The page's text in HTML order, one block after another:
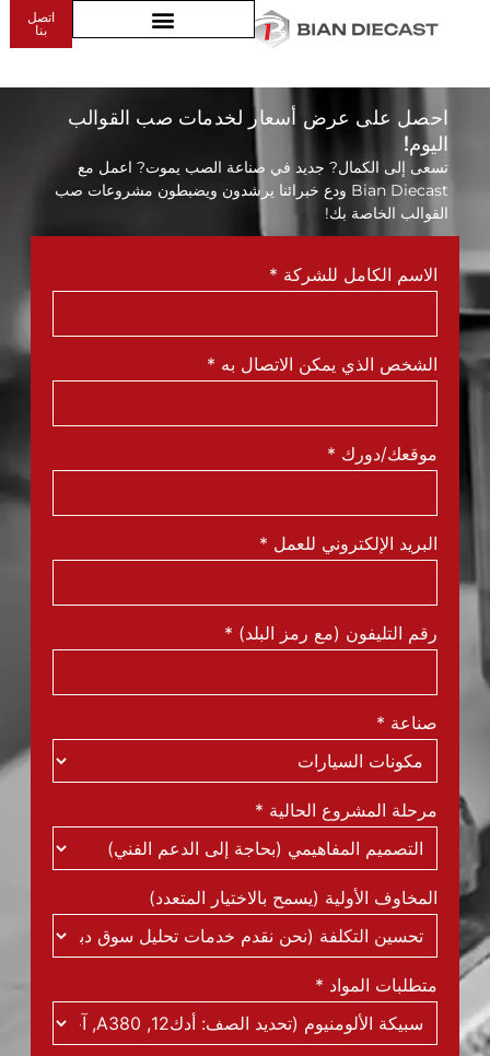
اتصل
بنا
اسطوانة دراجة نارية
احصل على عرض أسعار لخدمات صب القوالب
اليوم!
تسعى إلى الكمال? جديد في صناعة الصب يموت? اعمل مع
Bian Diecast ودع خبرائنا يرشدون ويضبطون مشروعات صب
القوالب الخاصة بك!
الاسم الكامل للشركة *
الشخص الذي يمكن الاتصال به *
موقعك/دورك *
البريد الإلكتروني للعمل *
رقم التليفون (مع رمز البلد) *
صناعة *
مرحلة المشروع الحالية *
المخاوف الأولية (يسمح بالاختيار المتعدد)
متطلبات المواد *